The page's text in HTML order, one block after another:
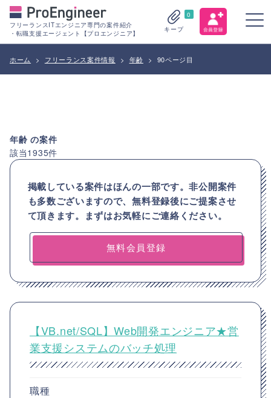
フリーランスITエンジニア専門の案件紹介
・転職支援エージェント【プロエンジニア】
0
キープ
ホーム > フリーランス案件情報 > 年齢 > 90ページ目
年齢の案件
該当1935件
掲載している案件はほんの一部です。非公開案件
も多数ございますので、無料登録後にご提案させ
て頂きます。まずはお気軽にご連絡ください。
無料会員登録
【VB.net/SQL】Web開発エンジニア★営
業支援システムのバッチ処理
職種